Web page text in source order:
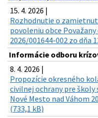
15. 4. 2026 |
Rozhodnutie o
povoleniu obce Považany
2026/001644-002 zo dňa
Informácie odboru
8. 4. 2026 |
Propozície okresného
civilnej ochrany pre školy
Nové Mesto nad Váhom
(733,1 kB)